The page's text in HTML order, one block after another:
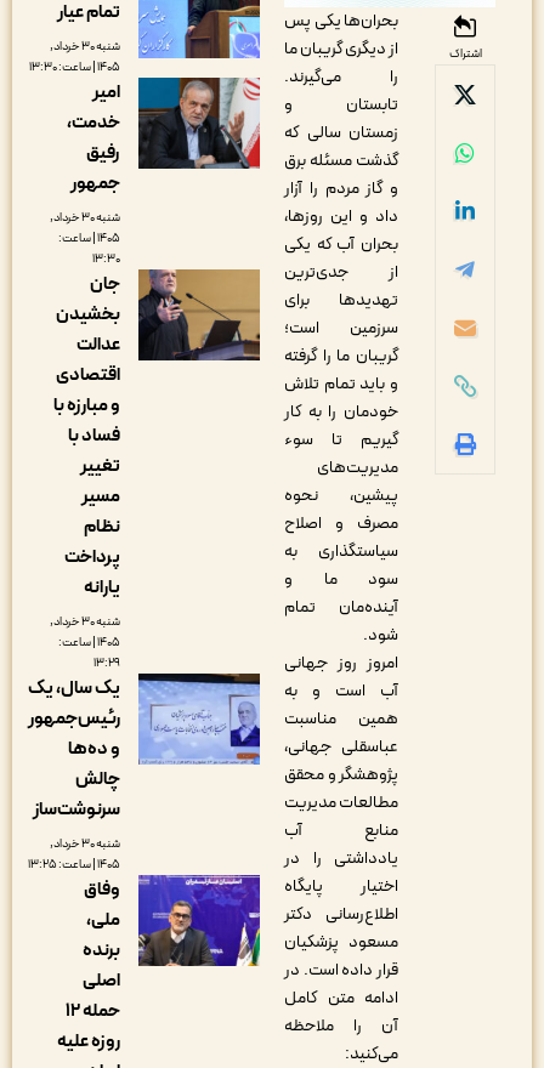
بحران‌ها یکی پس
از دیگری گریبان ما
را می‌گیرند.
تابستان و
زمستان سالی که
گذشت مسئله برق
و گاز مردم را آزار
داد و این روزها،
بحران آب که یکی
از جدی‌ترین
تهدیدها برای
سرزمین است؛
گریبان ما را گرفته
و باید تمام تلاش
خودمان را به کار
گیریم تا سوء
مدیریت‌های
پیشین، نحوه
مصرف و اصلاح
سیاستگذاری به
سود ما و
آینده‌مان تمام
امروز روز جهانی
آب است و به
همین مناسبت
عباسقلی جهانی،
پژوهشگر و محقق
مطالعات مدیریت
منابع آب
یادداشتی را در
اختیار پایگاه
اطلاع‌رسانی دکتر
مسعود پزشکیان
قرار داده است. در
ادامه متن کامل
آن را ملاحظه
تمام عیار
شنبه ۳۰ خرداد,
خدمت،
رفیق
شنبه ۳۰ خرداد,
۱۴۰۵ | ساعت:
جان
بخشیدن
عدالت
اقتصادی
و مبارزه با
پرداخت
شنبه ۳۰ خرداد,
۱۴۰۵ | ساعت:
یک سال، یک
رئیس‌جمهور
و ده‌ها
سرنوشت‌ساز
شنبه ۳۰ خرداد,
وفاق
ملی،
‌برنده
حمله ۱۲
روزه علیه